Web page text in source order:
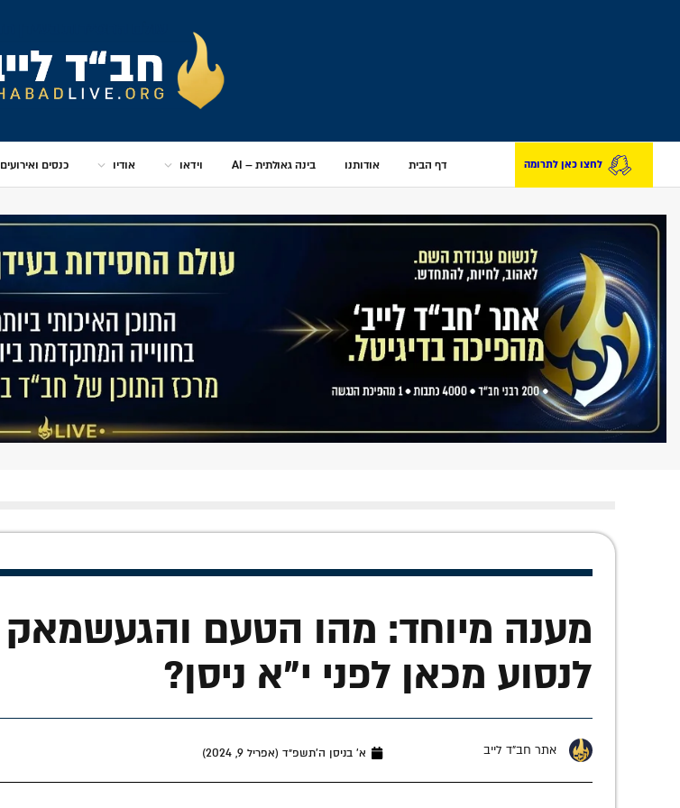
לחצו כאן לתרומה דף הבית אודותנו בינה גאולתית – AI וידאו אודיו כנסים ואירועים
מענה מיוחד: מהו הטעם והגעשמאק
לנסוע מכאן לפני י"א ניסן?
אתר חב"ד לייב א׳ בניסן ה׳תשפ״ד (אפריל 9, 2024)